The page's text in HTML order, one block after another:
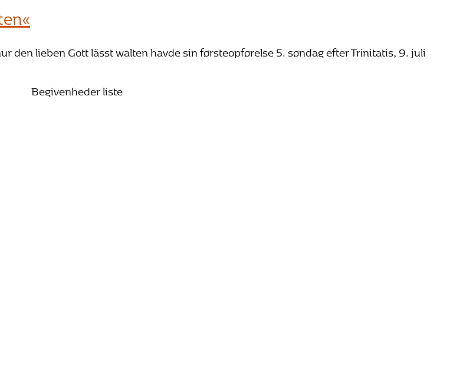
den lieben Gott lässt walten havde sin førsteopførelse 5. søndag efter Trinitatis, 9. juli
Begivenheder liste